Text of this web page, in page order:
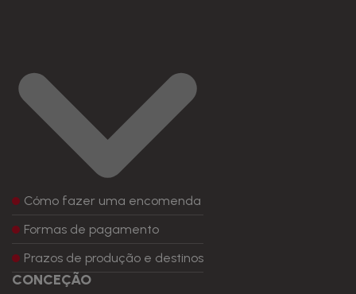
Cómo fazer uma encomenda
Formas de pagamento
Prazos de produção e destinos
CONCEÇÃO